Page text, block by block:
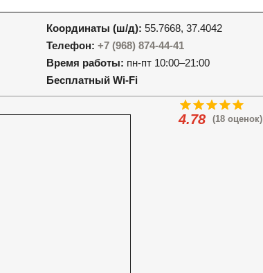
Координаты (ш/д): 55.7668, 37.4042
Телефон: +7 (968) 874-44-41
Время работы: пн-пт 10:00–21:00
Бесплатный Wi-Fi
(18 оценок)
4.78